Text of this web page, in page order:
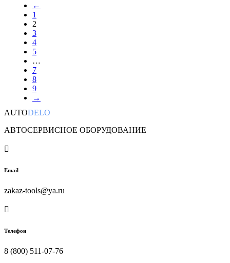
←
1
2
3
4
5
…
7
8
9
→
AUTODELO
АВТОСЕРВИСНОЕ ОБОРУДОВАНИЕ

Email
zakaz-tools@ya.ru

Телефон
8 (800) 511-07-76